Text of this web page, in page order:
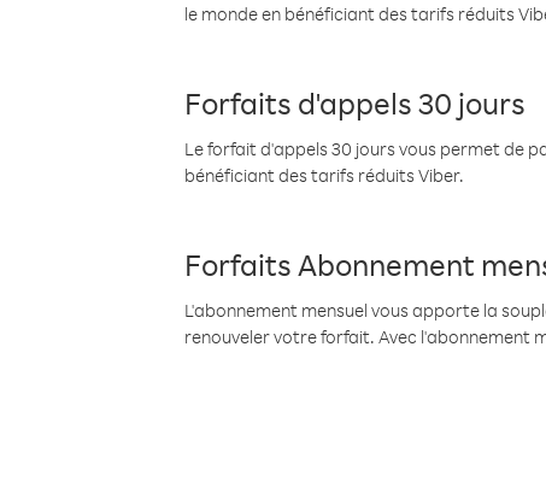
le monde en bénéficiant des tarifs réduits
Forfaits d'appels 30 jours
Le forfait d'appels 30 jours vous permet de
bénéficiant des tarifs réduits Viber.
Forfaits Abonnement
L'abonnement mensuel vous apporte la
renouveler votre forfait. Avec l'abonnement